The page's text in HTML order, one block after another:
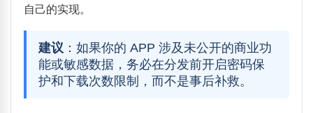
自己的实现。
建议 ：如果你的 APP 涉及未公开的商业功
能或敏感数据，务必在分发前开启密码保
护和下载次数限制，而不是事后补救。